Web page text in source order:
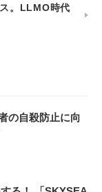
。LLMO時代
の自殺防止に向